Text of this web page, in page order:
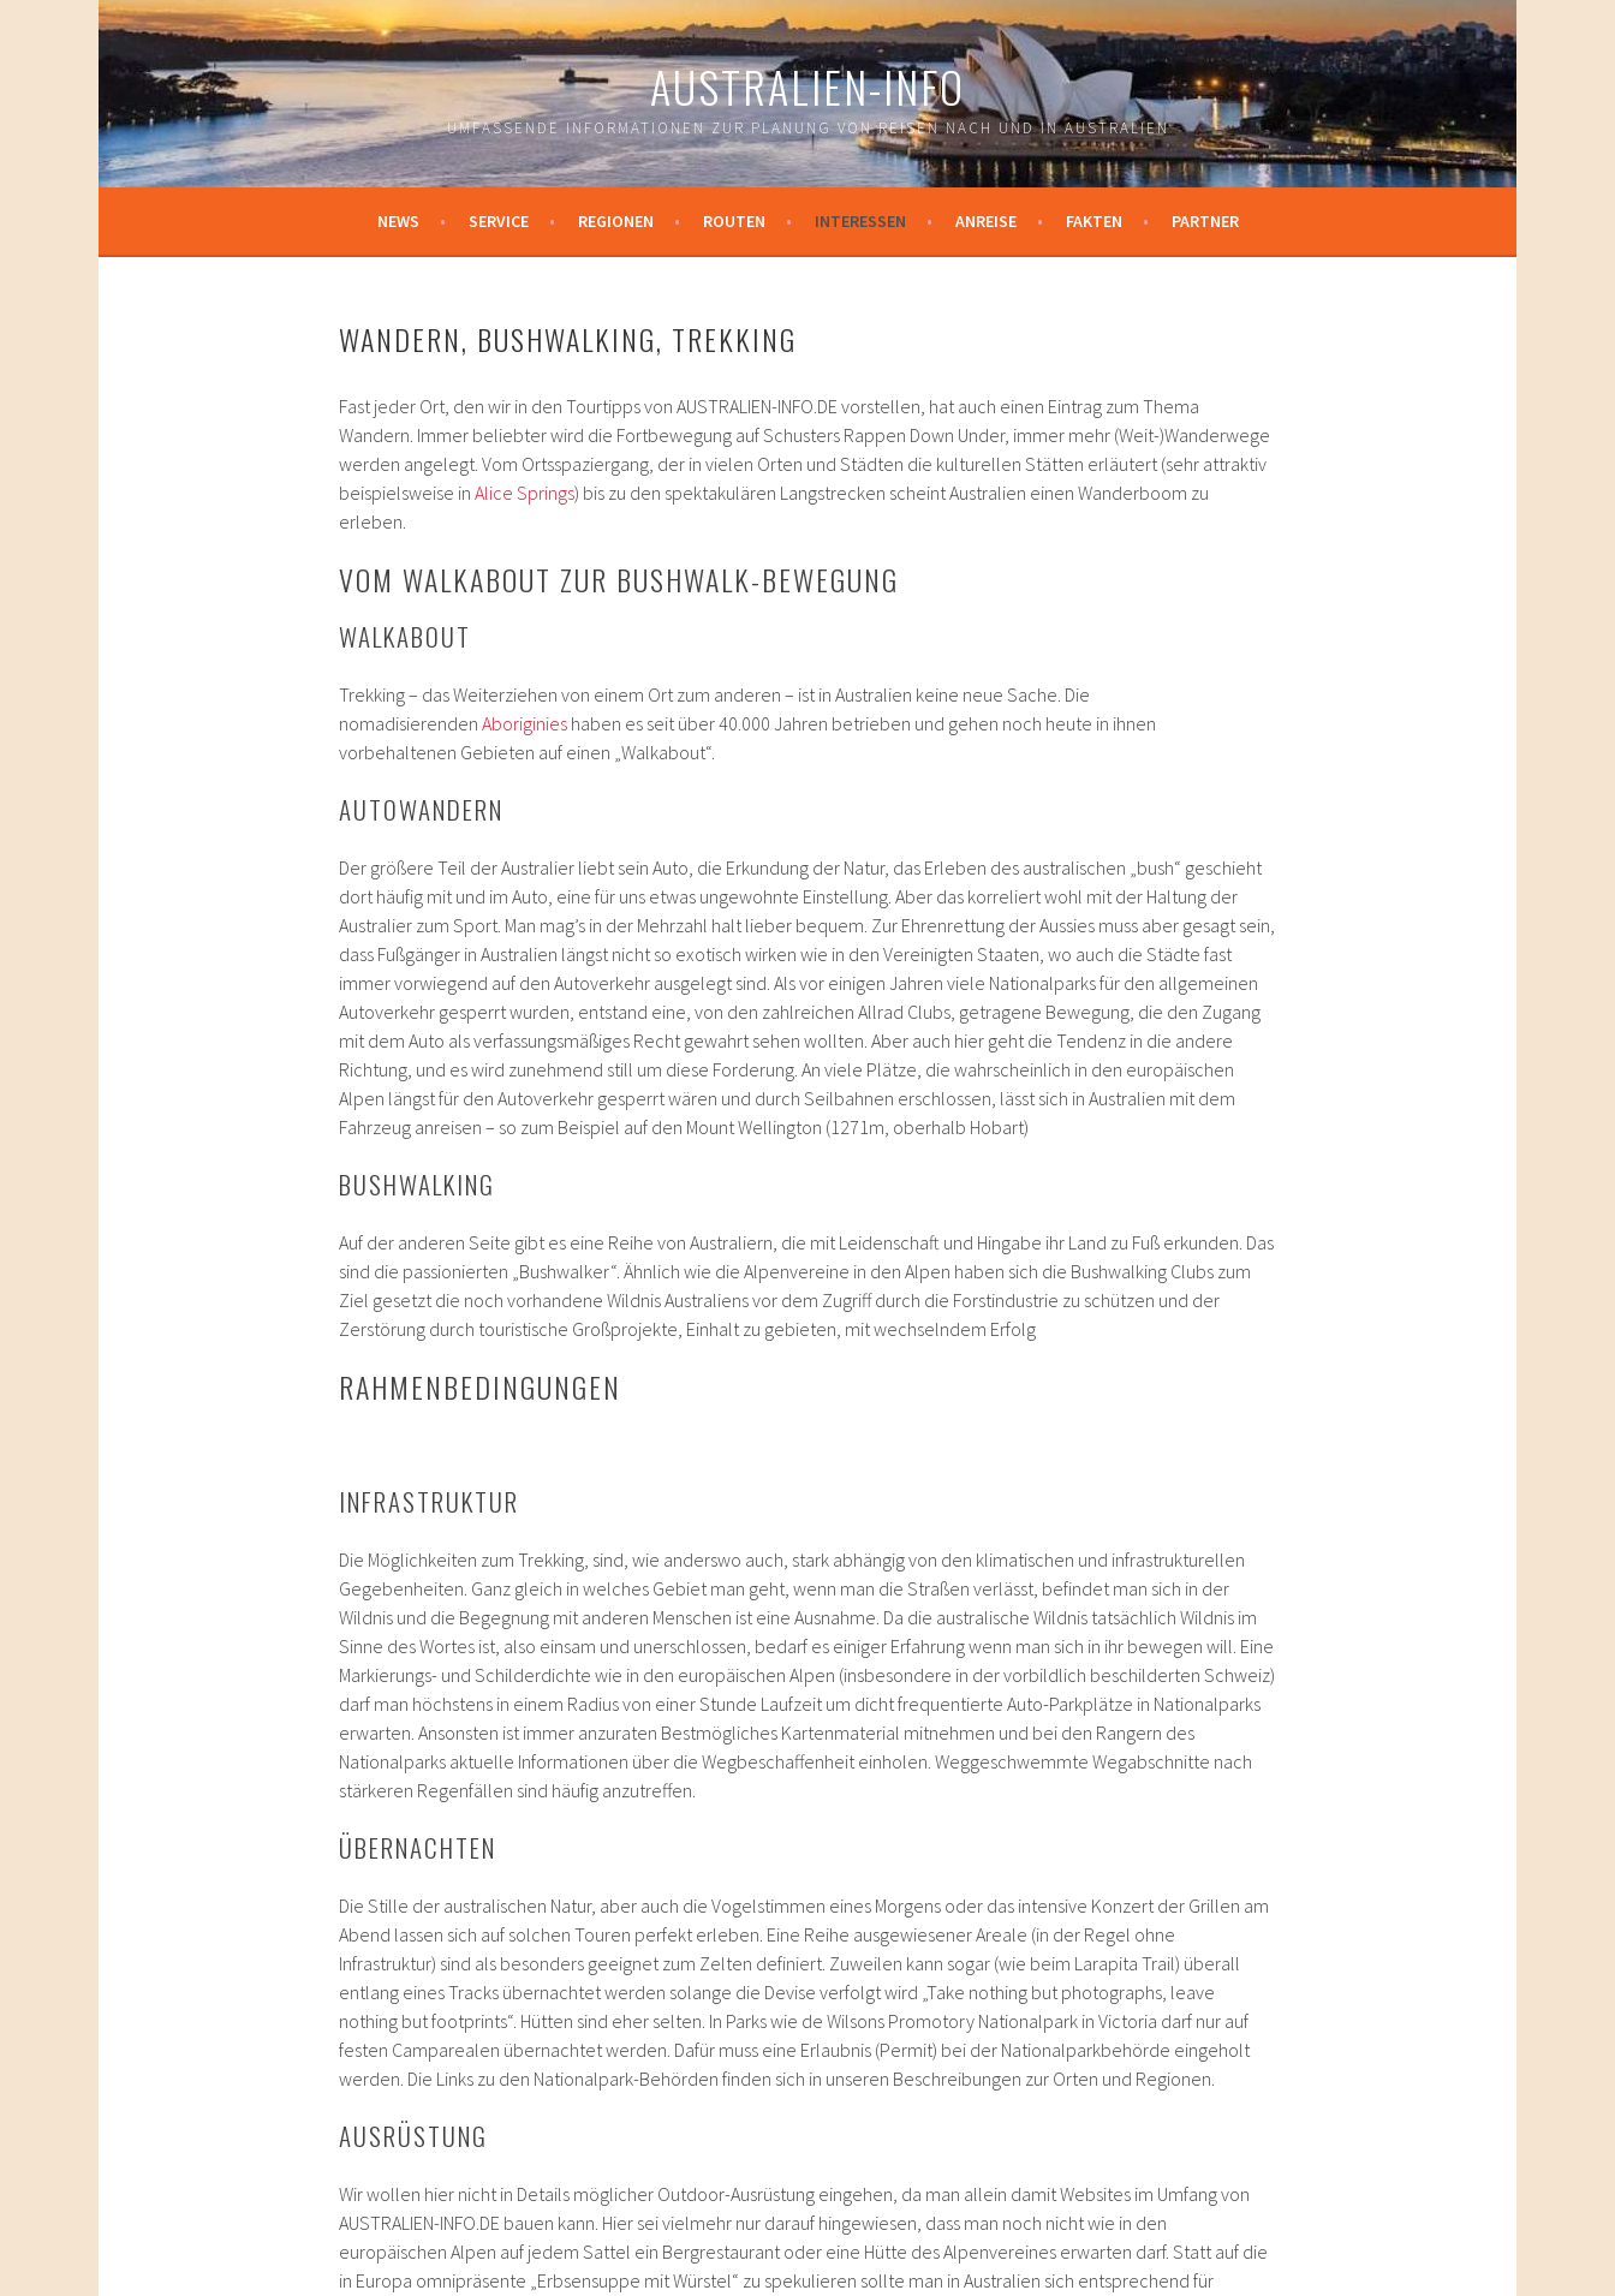
Springe
zum
Inhalt
AUSTRALIEN-INFO
UMFASSENDE INFORMATIONEN ZUR PLANUNG VON REISEN NACH UND IN AUSTRALIEN
NEWS SERVICE REGIONEN ROUTEN INTERESSEN ANREISE FAKTEN PARTNER
WANDERN, BUSHWALKING, TREKKING
Fast jeder Ort, den wir in den Tourtipps von AUSTRALIEN-INFO.DE vorstellen, hat auch einen Eintrag zum Thema
Wandern. Immer beliebter wird die Fortbewegung auf Schusters Rappen Down Under, immer mehr (Weit-)Wanderwege
werden angelegt. Vom Ortsspaziergang, der in vielen Orten und Städten die kulturellen Stätten erläutert (sehr attraktiv
beispielsweise inAlice Springs) bis zu den spektakulären Langstrecken scheint Australien einen Wanderboom zu
erleben.
VOM WALKABOUT ZUR BUSHWALK-BEWEGUNG
WALKABOUT
Trekking – das Weiterziehen von einem Ort zum anderen – ist in Australien keine neue Sache. Die
nomadisierendenAboriginies haben es seit über 40.000 Jahren betrieben und gehen noch heute in ihnen
vorbehaltenen Gebieten auf einen „Walkabout“.
AUTOWANDERN
Der größere Teil der Australier liebt sein Auto, die Erkundung der Natur, das Erleben des australischen „bush“ geschieht
dort häufig mit und im Auto, eine für uns etwas ungewohnte Einstellung. Aber das korreliert wohl mit der Haltung der
Australier zum Sport. Man mag’s in der Mehrzahl halt lieber bequem. Zur Ehrenrettung der Aussies muss aber gesagt sein,
dass Fußgänger in Australien längst nicht so exotisch wirken wie in den Vereinigten Staaten, wo auch die Städte fast
immer vorwiegend auf den Autoverkehr ausgelegt sind. Als vor einigen Jahren viele Nationalparks für den allgemeinen
Autoverkehr gesperrt wurden, entstand eine, von den zahlreichen Allrad Clubs, getragene Bewegung, die den Zugang
mit dem Auto als verfassungsmäßiges Recht gewahrt sehen wollten. Aber auch hier geht die Tendenz in die andere
Richtung, und es wird zunehmend still um diese Forderung. An viele Plätze, die wahrscheinlich in den europäischen
Alpen längst für den Autoverkehr gesperrt wären und durch Seilbahnen erschlossen, lässt sich in Australien mit dem
Fahrzeug anreisen – so zum Beispiel auf den Mount Wellington (1271m, oberhalb Hobart)
BUSHWALKING
Auf der anderen Seite gibt es eine Reihe von Australiern, die mit Leidenschaft und Hingabe ihr Land zu Fuß erkunden. Das
sind die passionierten „Bushwalker“. Ähnlich wie die Alpenvereine in den Alpen haben sich die Bushwalking Clubs zum
Ziel gesetzt die noch vorhandene Wildnis Australiens vor dem Zugriff durch die Forstindustrie zu schützen und der
Zerstörung durch touristische Großprojekte, Einhalt zu gebieten, mit wechselndem Erfolg
RAHMENBEDINGUNGEN
INFRASTRUKTUR
Die Möglichkeiten zum Trekking, sind, wie anderswo auch, stark abhängig von den klimatischen und infrastrukturellen
Gegebenheiten. Ganz gleich in welches Gebiet man geht, wenn man die Straßen verlässt, befindet man sich in der
Wildnis und die Begegnung mit anderen Menschen ist eine Ausnahme. Da die australische Wildnis tatsächlich Wildnis im
Sinne des Wortes ist, also einsam und unerschlossen, bedarf es einiger Erfahrung wenn man sich in ihr bewegen will. Eine
Markierungs- und Schilderdichte wie in den europäischen Alpen (insbesondere in der vorbildlich beschilderten Schweiz)
darf man höchstens in einem Radius von einer Stunde Laufzeit um dicht frequentierte Auto-Parkplätze in Nationalparks
erwarten. Ansonsten ist immer anzuraten Bestmögliches Kartenmaterial mitnehmen und bei den Rangern des
Nationalparks aktuelle Informationen über die Wegbeschaffenheit einholen. Weggeschwemmte Wegabschnitte nach
stärkeren Regenfällen sind häufig anzutreffen.
ÜBERNACHTEN
Die Stille der australischen Natur, aber auch die Vogelstimmen eines Morgens oder das intensive Konzert der Grillen am
Abend lassen sich auf solchen Touren perfekt erleben. Eine Reihe ausgewiesener Areale (in der Regel ohne
Infrastruktur) sind als besonders geeignet zum Zelten definiert. Zuweilen kann sogar (wie beim Larapita Trail) überall
entlang eines Tracks übernachtet werden solange die Devise verfolgt wird „Take nothing but photographs, leave
nothing but footprints“. Hütten sind eher selten. In Parks wie de Wilsons Promotory Nationalpark in Victoria darf nur auf
festen Camparealen übernachtet werden. Dafür muss eine Erlaubnis (Permit) bei der Nationalparkbehörde eingeholt
werden. Die Links zu den Nationalpark-Behörden finden sich in unseren Beschreibungen zur Orten und Regionen.
AUSRÜSTUNG
Wir wollen hier nicht in Details möglicher Outdoor-Ausrüstung eingehen, da man allein damit Websites im Umfang von
AUSTRALIEN-INFO.DE bauen kann. Hier sei vielmehr nur darauf hingewiesen, dass man noch nicht wie in den
europäischen Alpen auf jedem Sattel ein Bergrestaurant oder eine Hütte des Alpenvereines erwarten darf. Statt auf die
in Europa omnipräsente „Erbsensuppe mit Würstel“ zu spekulieren sollte man in Australien sich entsprechend für